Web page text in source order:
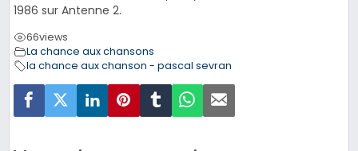
1986 sur Antenne 2.
66views
La chance aux chansons
la chance aux chanson - pascal sevran